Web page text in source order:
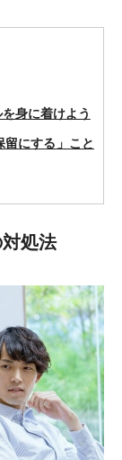
身に着けよう
留にする」こと
処法